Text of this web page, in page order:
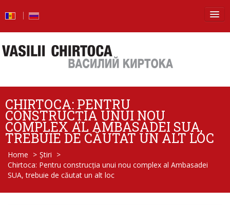
Știri
Blog
Foto
Video
Raport de activitate
CHIRTOCA: PENTRU
CONSTRUCȚIA UNUI NOU
COMPLEX AL AMBASADEI SUA,
TREBUIE DE CĂUTAT UN ALT LOC
Home > Știri >
Chirtoca: Pentru construcția unui nou complex al Ambasadei
SUA, trebuie de căutat un alt loc